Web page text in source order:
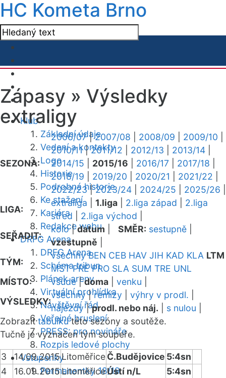
HC Kometa Brno
Klub
Základní údaje
Vedení a kontakty
Logo
Historie
Podrobná historie
Ke stažení
Kariéra
Redakce webu
DRFG Arena
DRFG Arena
Schéma tribun
Plánek areny
Virtuální prohlídka
Návštěvní řád
Veřejné bruslení
PRESS: pro novináře
Rozpis ledové plochy
Vstupenky
Permanentky 18/19
Zápasy » Výsledky
extraligy
SEZONA:
2006/07|2007/08 2008/09 2009/10
2010/11|2011/12 2012/13 2013/14
2014/15
2015/16 2016/17 2017/18
2018/19
2019/20 2020/21 2021/22
2022/23|2023/24 2024/25 2025/26
LIGA:
extraliga 1.liga 2.liga západ
2.liga
střed
2.liga východ
SEŘADIT:
kolo|datum SMĚR: sestupně
vzestupně
TÝM:
všechny BEN CEB HAV JIH KAD KLA LTM
MST PRE PRO SLA SUM TRE UNL
MÍSTO:
všude|doma venku
VÝSLEDKY:
všechny|remízy výhry v prodl.
nájezdy|prodl. nebo náj. s nulou
Zobrazittabulkutéto sezóny a soutěže.
Tučně je vyznačen tým soupeře.
3 14.09.2015LitoměřiceČ.Budějovice 5:4sn
4
16.09.2015LitoměřiceÚstí n/L
5:4sn